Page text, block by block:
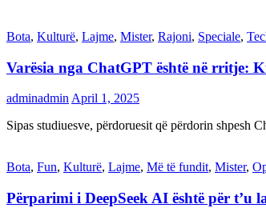
Bota, Kulturë, Lajme, Mister, Rajoni, Speciale,
Varësia nga ChatGPT është në rritje:
adminadmin April 1, 2025
Sipas studiuesve, përdoruesit që përdorin shpesh
Bota, Fun, Kulturë, Lajme, Më të fundit, Mister,
Përparimi i DeepSeek AI është për t’u